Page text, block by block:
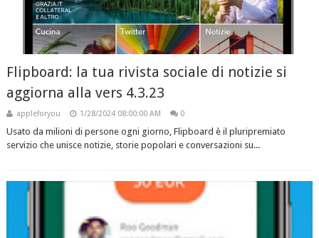
Flipboard: la tua rivista sociale di notizie si
aggiorna alla vers 4.3.23
appleforyou 1/28/2024 08:00:00 AM 0
Usato da milioni di persone ogni giorno, Flipboard è il pluripremiato
servizio che unisce notizie, storie popolari e conversazioni su...